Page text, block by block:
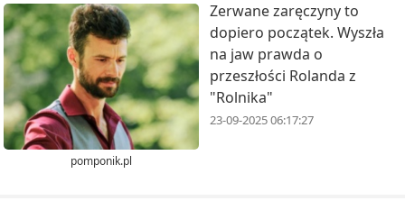
pomponik.pl
Zerwane zaręczyny to
dopiero początek. Wyszła
na jaw prawda o
przeszłości Rolanda z
"Rolnika"
23-09-2025 06:17:27